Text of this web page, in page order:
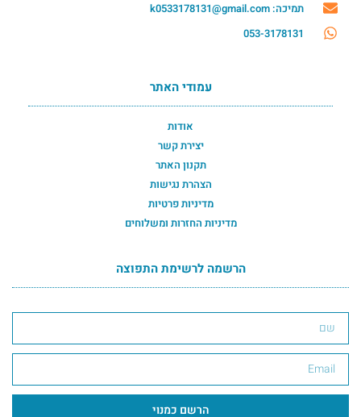
תמיכה: k0533178131@gmail.com
053-3178131
עמודי האתר
אודות
יצירת קשר
תקנון האתר
הצהרת נגישות
מדיניות פרטיות
מדיניות החזרות ומשלוחים
הרשמה לרשימת התפוצה
הרשם כמנוי